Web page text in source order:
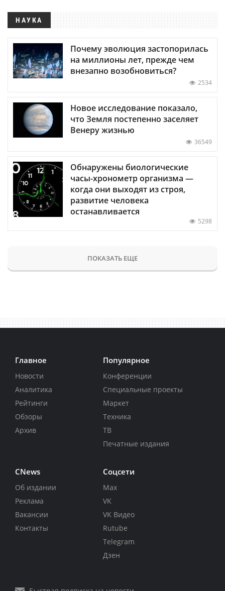
НАУКА
Почему эволюция застопорилась
на миллионы лет, прежде чем
внезапно возобновиться?
2534
Новое исследование показало,
что Земля постепенно заселяет
Венеру жизнью
36549
Обнаружены биологические
часы-хронометр организма —
когда они выходят из строя,
развитие человека
останавливается
5298
ПОКАЗАТЬ ЕЩЕ
Главное
Новости
Аналитика
Рейтинги
Обзоры
Архив
Популярное
Конференции
Специальные проекты
Маркет
Техника
ТВ
Печатные издания
CNews
Об издании
Реклама
Вакансии
Контакты
Соцсети
Max
VK
VK Видео
Rutube
Telegram
Дзен